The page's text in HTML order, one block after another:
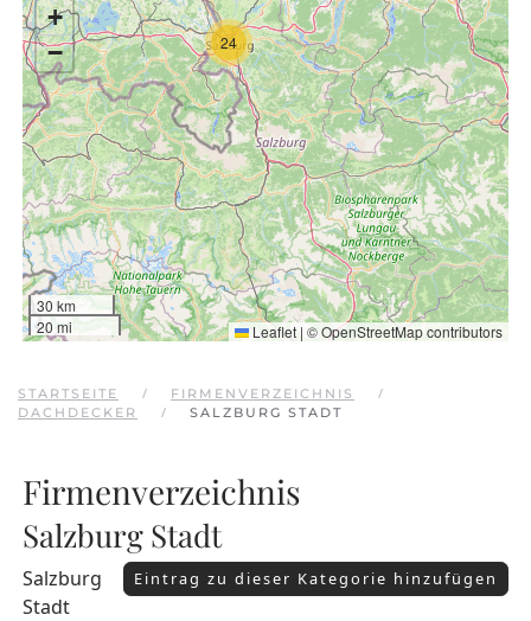
24
+
−
30 km
20 mi
Leaflet | ©OpenStreetMapcontributors
STARTSEITE
FIRMENVERZEICHNIS
DACHDECKER
SALZBURG STADT
Firmenverzeichnis
Salzburg Stadt
Eintrag zu dieser Kategorie hinzufügen
Salzburg
Stadt